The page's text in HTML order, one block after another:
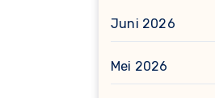
Juni 2026
Mei 2026